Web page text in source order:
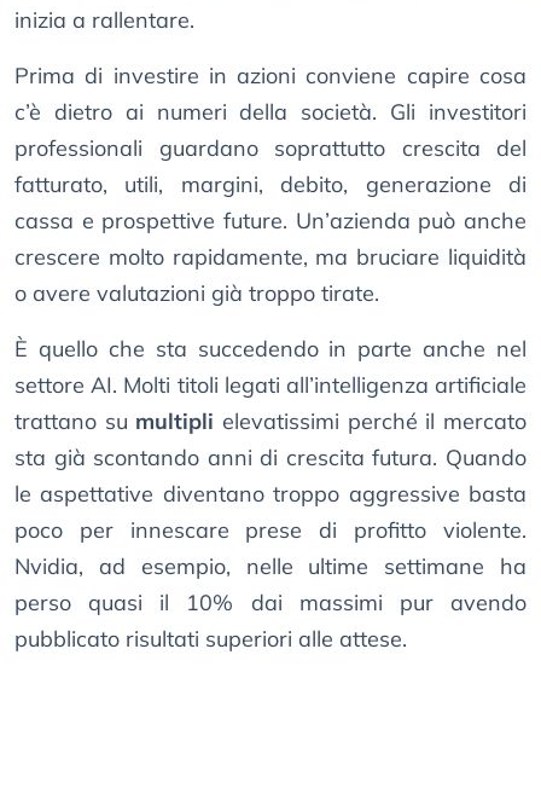
inizia a rallentare.
Prima di investire in azioni conviene capire cosa
c’è dietro ai numeri della società. Gli investitori
professionali guardano soprattutto crescita del
fatturato, utili, margini, debito, generazione di
cassa e prospettive future. Un’azienda può anche
crescere molto rapidamente, ma bruciare liquidità
o avere valutazioni già troppo tirate.
È quello che sta succedendo in parte anche nel
settore AI. Molti titoli legati all’intelligenza artificiale
trattano su multiplielevatissimi perché il mercato
sta già scontando anni di crescita futura. Quando
le aspettative diventano troppo aggressive basta
poco per innescare prese di profitto violente.
Nvidia, ad esempio, nelle ultime settimane ha
perso quasi il 10% dai massimi pur avendo
pubblicato risultati superiori alle attese.